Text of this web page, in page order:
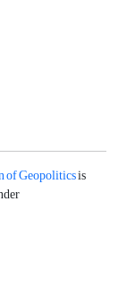
of Geopoliticsis